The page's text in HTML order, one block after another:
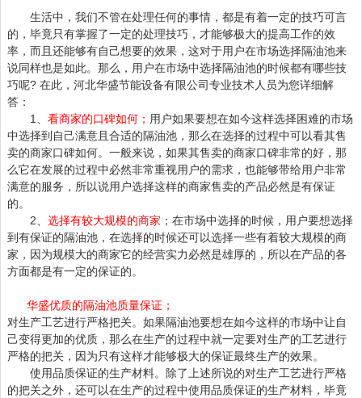
生活中，我们不管在处理任何的事情，都是有着一定的技巧可言
的，毕竟只有掌握了一定的处理技巧，才能够极大的提高工作的效
率，而且还能够有自己想要的效果，这对于用户在市场选择隔油池来
说同样也是如此。那么，用户在市场中选择隔油池的时候都有哪些技
巧呢? 在此，河北华盛节能设备有限公司专业技术人员为您详细解
答：
1、 看商家的口碑如何； 用户如果要想在如今这样选择困难的市场
中选择到自己满意且合适的隔油池，那么在选择的过程中可以看其售
卖的商家口碑如何。一般来说，如果其售卖的商家口碑非常的好，那
么它在发展的过程中必然非常重视用户的需求，也能够带给用户非常
满意的服务，所以说用户选择这样的商家售卖的产品必然是有保证
的。
2、 选择有较大规模的商家 ；在市场中选择的时候，用户要想选择
到有保证的隔油池，在选择的时候还可以选择一些有着较大规模的商
家，因为规模大的商家它的经营实力必然是雄厚的，所以在产品的各
方面都是有一定的保证的。
华盛优质的隔油池质量保证；
对生产工艺进行严格把关。如果隔油池要想在如今这样的市场中让自
己变得更加的优质，那么在生产的过程中就一定要对生产的工艺进行
严格的把关，因为只有这样才能够极大的保证最终生产的效果。
使用品质保证的生产材料。除了上述所说的对生产工艺进行严格
的把关之外，还可以在生产的过程中使用品质保证的生产材料，毕竟